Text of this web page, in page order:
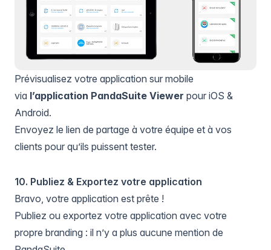
Prévisualisez votre application sur mobile
via l’application PandaSuite Viewer pour iOS &
Android.
Envoyez le lien de partage à votre équipe et à vos
clients pour qu’ils puissent tester.
10. Publiez & Exportez votre application
Bravo, votre application est prête !
Publiez ou exportez votre application avec votre
propre branding : il n’y a plus aucune mention de